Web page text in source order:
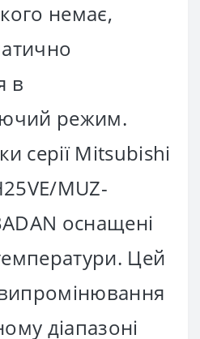
немає,
в
режим.
серії Mitsubishi
MUZ-
оснащені
Цей
діапазоні